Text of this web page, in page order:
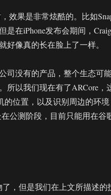
效果是非常炫酷的。比如
在iPhone发布会期间，
好像真的长在脸上了一样。
司没有的产品，整个生态可
所以我们现在有了ARCore，
的位置，以及识别周边的环
公测阶段，目前只能用在谷
，但是我们在上文所描述